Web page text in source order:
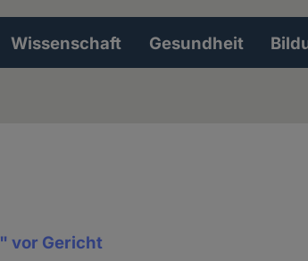
Wissenschaft Gesundheit
vor Gericht